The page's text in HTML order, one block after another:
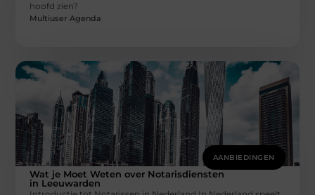
hoofd zien?
Multiuser Agenda
AANBIEDINGEN
Wat je Moet Weten over Notarisdiensten
in Leeuwarden